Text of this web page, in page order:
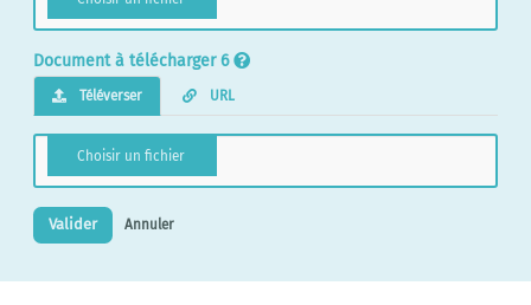
Document à télécharger 6
Téléverser URL
Valider Annuler